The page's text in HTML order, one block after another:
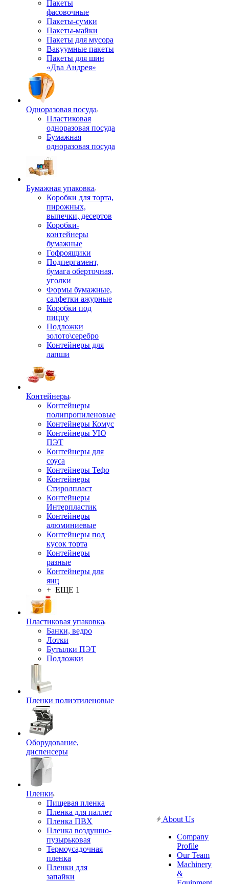
Пакеты
фасовочные
Пакеты-сумки
Пакеты-майки
Пакеты для мусора
Вакуумные пакеты
Пакеты для шин
«Два Андрея»
Одноразовая посуда
Пластиковая
одноразовая посуда
Бумажная
одноразовая посуда
Бумажная упаковка
Коробки для торта,
пирожных,
выпечки, десертов
Коробки-
контейнеры
бумажные
Гофроящики
Подпергамент,
бумага оберточная,
уголки
Формы бумажные,
салфетки ажурные
Коробки под
пиццу
Подложки
золото\серебро
Контейнеры для
лапши
Контейнеры
Контейнеры
полипропиленовые
Контейнеры Комус
Контейнеры УЮ
ПЭТ
Контейнеры для
соуса
Контейнеры Тефо
Контейнеры
Стиролпласт
Контейнеры
Интерпластик
Контейнеры
алюминиевые
Контейнеры под
кусок торта
Контейнеры
разные
Контейнеры для
яиц
+ ЕЩЕ 1
Пластиковая упаковка
Банки, ведро
Лотки
Бутылки ПЭТ
Подложки
Пленки полиэтиленовые
Оборудование,
диспенсеры
Пленки
Пищевая пленка
Пленка для паллет
Пленка ПВХ
Пленка воздушно-
пузырьковая
Термоусадочная
пленка
Пленки для
запайки
About Us
Company
Profile
Our Team
Machinery
&